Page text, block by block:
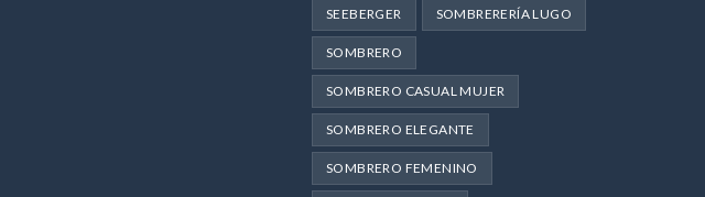
SEEBERGER SOMBRERERÍA LUGO
SOMBRERO
SOMBRERO CASUAL MUJER
SOMBRERO ELEGANTE
SOMBRERO FEMENINO